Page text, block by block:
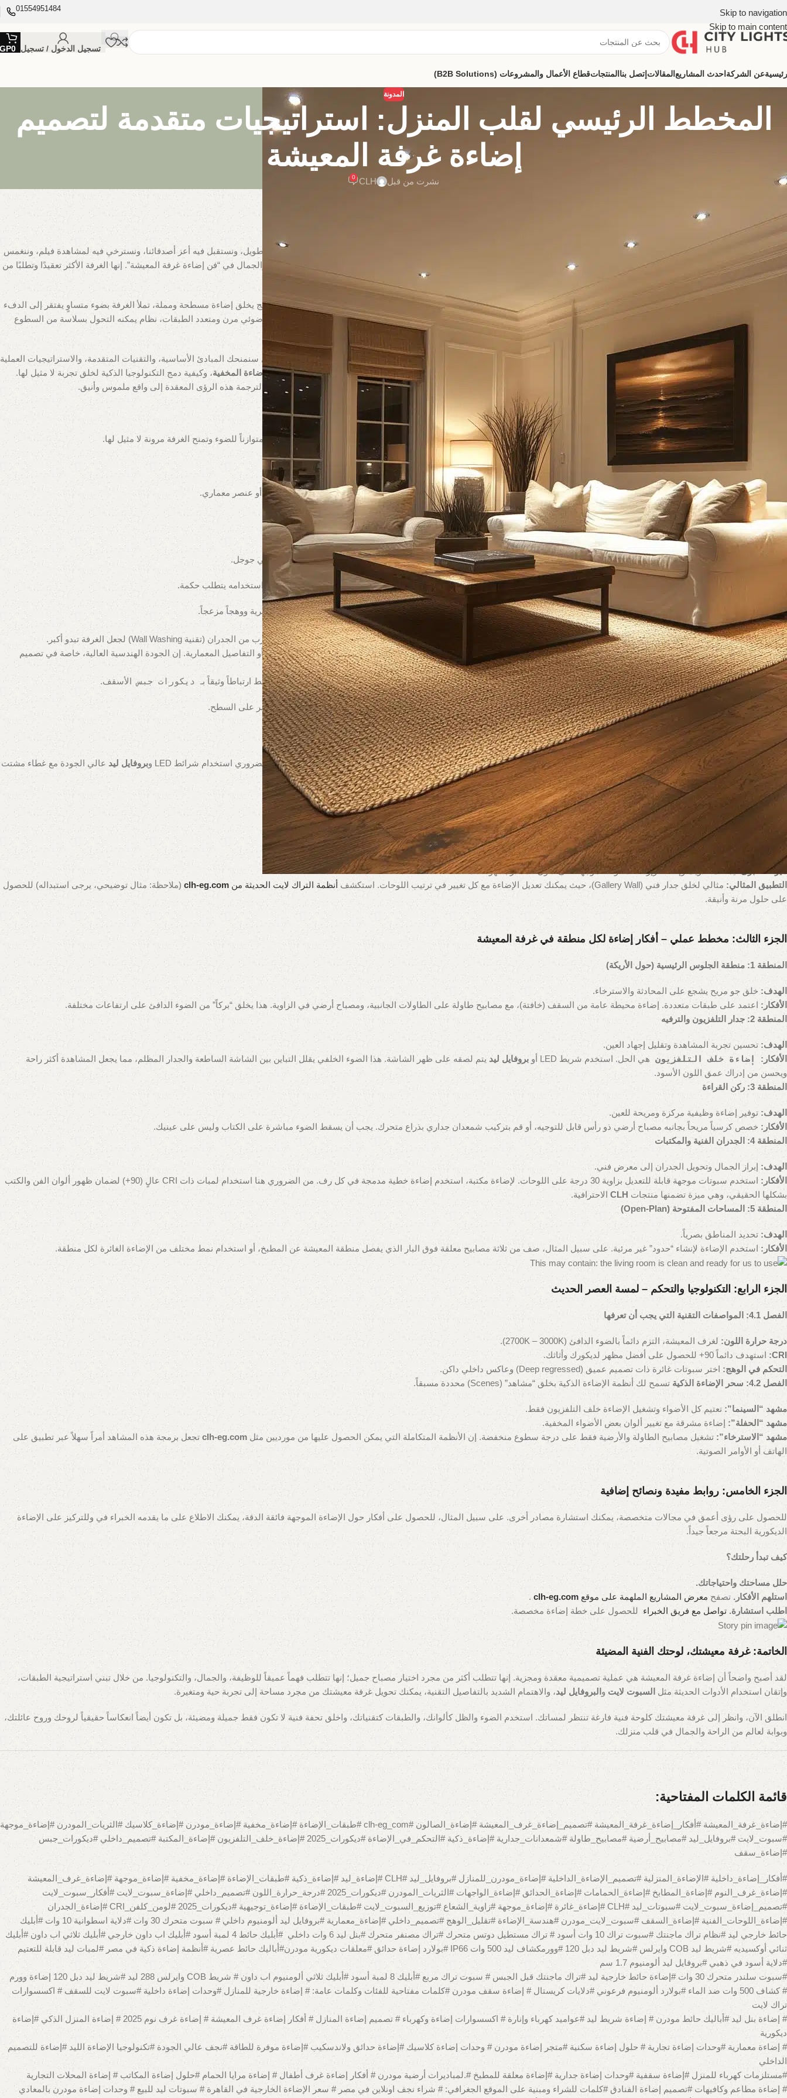
Skip to navigation
Skip to main content
01554951484
تسجيل الدخول / تسجيل 0
عن الشركة احدث المشاريع المقالات إتصل بنا المنتجاتقطاع الأعمال والمشروعات (B2B Solutions)
المدونة
المخطط الرئيسي لقلب المنزل: استراتيجيات متقدمة لتصميم
إضاءة غرفة المعيشة
نشرت من قبل CLH
0
فن إضاءة غرفة المعيشة: الدليل الشامل لخلق مساحة متعددة الأوجه والطبقات
غرفة المعيشة هي أكثر من مجرد أربعة جدران وأثاث؛ إنها مسرح حياتنا اليومية، القلب النابض للمنزل. هي المكان الذي نجتمع فيه مع العائلة بعد يوم طويل، ونستقبل فيه أعز أصدقائنا، ونسترخي فيه لمشاهدة فيلم، وننغمس
فيه في قراءة كتاب جيد. إنها الغرفة التي تؤدي ألف وظيفة، ولكل وظيفة من هذه الوظائف متطلبات مختلفة وحالة مزاجية فريدة. هنا يكمن التحدي والجمال في “فن إضاءة غرفة المعيشة”. إنها الغرفة الأكثر تعقيدًا وتطلبًا من
حيث الإضاءة، لأنها تحتاج إلى أن تكون كل شيء للجميع في كل الأوقات.
في العديد من المنازل، حتى في أرقى الشقق والفيلات في الجيزة، يتم ارتكاب خطأ أساسي: الاعتماد على مصدر إضاءة مركزي واحد وقاسٍ. هذا النهج يخلق إضاءة مسطحة ومملة، تملأ الغرفة بضوء متساوٍ يفتقر إلى الدفء
والعمق والشخصية، ويسبب وهجًا مزعجًا على شاشة التلفزيون. الإضاءة الحديثة لغرفة المعيشة هي نقيض ذلك تمامًا. إنها تدور حول خلق نظام بيئي ضوئي مرن ومتعدد الطبقات، نظام يمكنه التحول بسلاسة من السطوع
والبهجة إلى الدفء والحميمية، ومن الوضوح العملي إلى الدراما السينمائية.
هذا المقال الشامل، الذي يمتد لأكثر من 3500 كلمة، هو بمثابة دورة متكاملة في تصميم إضاءة غرفة المعيشة لعام 2025. لن نقدم لك مجرد أفكار، بل سنمنحك المبادئ الأساسية، والتقنيات المتقدمة، والاستراتيجيات العملية
التي يستخدمها كبار المصممين. سنستكشف بالتفصيل كيف يمكن بناء طبقات الإضاءة، وكيفية استخدام أشهر وحدات الإضاءة مثلالسبوت لايتوالإضاءة المخفية، وكيفية دمج التكنولوجيا الذكية لخلق تجربة لا مثيل لها.
وسنرى كيف أن الوصول إلى مجموعة واسعة وعالية الجودة من حلول الإضاءة، التي تقدمها علامات تجارية متخصصة مثل
، هو المفتاح لترجمة هذه الرؤى المعقدة إلى واقع ملموس وأنيق.
الجزء الأول: أساسيات لا تتغير – فلسفة الإضاءة متعددة الطبقات
قبل الغوص في أنواع التركيبات، يجب أن نفهم المنهجية التي يعتمد عليها كل تصميم إضاءة ناجح. إنها استراتيجية الطبقات الثلاث، التي تضمن توزيعاً متوازناً للضوء وتمنح الغرفة مرونة لا مثيل لها.
الإضاءة المحيطة (Ambient Lighting):
هي الإضاءة العامة التي تملأ الفراغ وتوفر مستوى رؤية مريح وآمن. إنها أساس المشهد الضوئي.
الإضاءة الوظيفية (Task Lighting):
هي إضاءة مركزة وموجهة لمساعدتك على أداء مهام محددة، مثل القراءة أو العمل على الكمبيوتر.
الإضاءة التوجيهية (Accent Lighting):
هي طبقة الدراما والجمال. تستخدم لإبراز وتسليط الضوء على ما هو جميل: لوحة فنية، جدار ذو ملمس فريد، أو عنصر معماري.
الجزء الثاني: صندوق الأدوات الحديث – إتقان أشهر وحدات الإضاءة
لتحقيق خطة إضاءة ناجحة، يجب أن تتقن استخدام الأدوات المتاحة. إليك دليل مفصل لأشهر الكلمات المفتاحية والتركيبات التي يبحث عنها الناس في جوجل.
إضاءة سبوت لايت السبوت لايت، خاصة النوع الغائر (Recessed)، هو حجر الزاوية في التصميم الحديث. لكن استخدامه يتطلب حكمة.
الخطأ الشائع:
“متلازمة السقف المثقوب” أو “الجبن السويسري”، حيث يتم توزيع عشرات السبوتات بشكل عشوائي في السقف، مما يخلق فوضى بصرية ووهجاً مزعجاً.
فن الاستخدام الصحيح:
كإضاءة محيطة:استخدم عدداً قليلاً من السبوتات ذات زاوية الشعاع الواسعة (60 درجة) والمزودة بعاكس داخلي أسود لتقليل الوهج. قم بتوزيعها بالقرب من الجدران (تقنية Wall Washing) لجعل الغرفة تبدو أكبر.
كإضاءة توجيهية:
استخدم سبوتات قابلة للتعديل (Adjustable/Gimbal) ذات زاوية شعاع ضيقة (15-25 درجة) لتسليط الضوء بدقة على الأعمال الفنية أو التفاصيل المعمارية. إن الجودة الهندسية العالية، خاصة في تصميم
البصريات (Optics) للتحكم في الوهج، هي ما يميز السبوتات الاحترافية التي تقدمها
CLH
.
الفصل 2.2: روح الأجواء الدافئة:
الإضاءة المخفية و بروفايل ليد الإضاءة المخفية هي سر الفخامة الهادئة في التصميم الحديث، وهي ترتبط ارتباطاً وثيقاً بـ ديكورات جبس الأسقف.
ما هي؟هي إخفاء مصدر الضوء (عادةبروفايل ليد) داخل تجاويف أو تفاصيل معمارية بحيث لا نرى المصباح نفسه، بل نرى فقط توهجه الناعم والمنتشر على السطح.
التطبيقات:
Cove Lighting: تركيب بروفايل ليد
في تجويف يحيط بسقف الغرفة ليعكس الضوء لأعلى، مما يمنح إحساساً بالارتفاع والرحابة.
Pelmet Lighting:
تركيب الإضاءة فوق الستائر لتسليط الضوء لأسفل على نسيجها.
إضاءة الرفوف المدمجة:وضعبروفايل ليدداخل الرفوف لإضاءة الكتب والمقتنيات. لضمان الحصول على خط ضوء مستمر وخالٍ من “التبقيع”، من الضروري استخدام شرائط LED و بروفايل ليد عالي الجودة مع غطاء مشتت
جيد، وهي منتجات تتخصص فيهاCLH
.
الفصل 2.3: القطعة المركزية الجاذبة:
ثريات مودرن الثريا لم تعد قطعة كلاسيكية ضخمة. الثريات المودرن هي قطع فنية نحتية.
كيف تختارها؟يجب أن تكون بحجم مناسب للغرفة وأن يتم تعليقها على الارتفاع الصحيح (بحيث لا تعيق الرؤية أو يصطدم بها أحد).
تعمل كنقطة محورية زخرفية وتوفر طبقة من الإضاءة المحيطة الناعمة. من الضروري جداً أن تكون قابلة للتعتيم لتغيير الأجواء.
تراك لايت (Track Lighting) نظام المسار هو الحل الأمثل للغرف التي تتغير باستمرار.
ميزته الكبرى:
يمكنك تحريك وإضافة وإزالة الأضواء الموجهة على طول المسار بسهولة تامة.
التطبيق المثالي: مثالي لخلق جدار فني (Gallery Wall)، حيث يمكنك تعديل الإضاءة مع كل تغيير في ترتيب اللوحات. استكشف أنظمة التراك لايت الحديثة من clh-eg.com (ملاحظة: مثال توضيحي، يرجى استبداله) للحصول
على حلول مرنة وأنيقة.
الجزء الثالث: مخطط عملي – أفكار إضاءة لكل منطقة في غرفة المعيشة
المنطقة 1: منطقة الجلوس الرئيسية (حول الأريكة)
الهدف:خلق جو مريح يشجع على المحادثة والاسترخاء.
الأفكار: اعتمد على طبقات متعددة. إضاءة محيطة عامة من السقف (خافتة)، مع مصابيح طاولة على الطاولات الجانبية، ومصباح أرضي في الزاوية. هذا يخلق “بركاً” من الضوء الدافئ على ارتفاعات مختلفة.
المنطقة 2: جدار التلفزيون والترفيه
الهدف: تحسين تجربة المشاهدة وتقليل إجهاد العين.
الأفكار:
إضاءة خلف التلفزيون هي الحل. استخدم شريط LED أو بروفايل ليد يتم لصقه على ظهر الشاشة. هذا الضوء الخلفي يقلل التباين بين الشاشة الساطعة والجدار المظلم، مما يجعل المشاهدة أكثر راحة
ويحسن من إدراك عمق اللون الأسود.
المنطقة 3: ركن القراءة
الهدف: توفير إضاءة وظيفية مركزة ومريحة للعين.
الأفكار: خصص كرسياً مريحاً بجانبه مصباح أرضي ذو رأس قابل للتوجيه، أو قم بتركيب شمعدان جداري بذراع متحرك. يجب أن يسقط الضوء مباشرة على الكتاب وليس على عينيك.
المنطقة 4: الجدران الفنية والمكتبات
الهدف: إبراز الجمال وتحويل الجدران إلى معرض فني.
الأفكار:
استخدم سبوتات موجهة قابلة للتعديل بزاوية 30 درجة على اللوحات. لإضاءة مكتبة، استخدم إضاءة خطية مدمجة في كل رف. من الضروري هنا استخدام لمبات ذات CRI عالٍ (90+) لضمان ظهور ألوان الفن والكتب
بشكلها الحقيقي، وهي ميزة تضمنها منتجات CLH الاحترافية.
المنطقة 5: المساحات المفتوحة (Open-Plan)
الهدف: تحديد المناطق بصرياً.
الأفكار: استخدم الإضاءة لإنشاء “حدود” غير مرئية. على سبيل المثال، صف من ثلاثة مصابيح معلقة فوق البار الذي يفصل منطقة المعيشة عن المطبخ، أو استخدام نمط مختلف من الإضاءة الغائرة لكل منطقة.
الجزء الرابع: التكنولوجيا والتحكم – لمسة العصر الحديث
الفصل 4.1: المواصفات التقنية التي يجب أن تعرفها
درجة حرارة اللون: لغرف المعيشة، التزم دائماً بالضوء الدافئ (2700K – 3000K).
CRI: استهدف دائماً 90+ للحصول على أفضل مظهر لديكورك وأثاثك.
التحكم في الوهج: اختر سبوتات غائرة ذات تصميم عميق (Deep regressed) وعاكس داخلي داكن.
الفصل 4.2: سحر الإضاءة الذكية
تسمح لك أنظمة الإضاءة الذكية بخلق “مشاهد” (Scenes) محددة مسبقاً.
مشهد “السينما”: تعتيم كل الأضواء وتشغيل الإضاءة خلف التلفزيون فقط.
مشهد “الحفلة”:إضاءة مشرقة مع تغيير ألوان بعض الأضواء المخفية.
مشهد “الاسترخاء”: تشغيل مصابيح الطاولة والأرضية فقط على درجة سطوع منخفضة. إن الأنظمة المتكاملة التي يمكن الحصول عليها من مورديين مثل clh-eg.com تجعل برمجة هذه المشاهد أمراً سهلاً عبر تطبيق على
الهاتف أو الأوامر الصوتية.
الجزء الخامس: روابط مفيدة ونصائح إضافية
للحصول على رؤى أعمق في مجالات متخصصة، يمكنك استشارة مصادر أخرى. على سبيل المثال، للحصول على أفكار حول الإضاءة الموجهة فائقة الدقة، يمكنك الاطلاع على ما يقدمه الخبراء في وللتركيز على الإضاءة
الديكورية البحتة مرجعاً جيداً.
كيف تبدأ رحلتك؟
حلل مساحتك واحتياجاتك.
استلهم الأفكار. تصفح معرض المشاريع الملهمة على موقع clh-eg.com
.
اطلب استشارة. تواصل مع فريق الخبراء للحصول على خطة إضاءة مخصصة.
الخاتمة: غرفة معيشتك، لوحتك الفنية المضيئة
لقد أصبح واضحاً أن إضاءة غرفة المعيشة هي عملية تصميمية معقدة ومجزية. إنها تتطلب أكثر من مجرد اختيار مصباح جميل؛ إنها تتطلب فهماً عميقاً للوظيفة، والجمال، والتكنولوجيا. من خلال تبني استراتيجية الطبقات،
وإتقان استخدام الأدوات الحديثة مثل السبوت لايت و البروفايل ليد، والاهتمام الشديد بالتفاصيل التقنية، يمكنك تحويل غرفة معيشتك من مجرد مساحة إلى تجربة حية ومتغيرة.
انطلق الآن، وانظر إلى غرفة معيشتك كلوحة فنية فارغة تنتظر لمساتك. استخدم الضوء والظل كألوانك، والطبقات كتقنياتك، واخلق تحفة فنية لا تكون فقط جميلة ومضيئة، بل تكون أيضاً انعكاساً حقيقياً لروحك وروح عائلتك،
وبوابة لعالم من الراحة والجمال في قلب منزلك.
قائمة الكلمات المفتاحية:
#إضاءة_غرفة_المعيشة #أفكار_إضاءة_غرفة_المعيشة #تصميم_إضاءة_غرف_المعيشة #إضاءة_الصالون #clh-eg_com #طبقات_الإضاءة #إضاءة_مخفية #إضاءة_مودرن #إضاءة_كلاسيك #الثريات_المودرن #إضاءة_موجهة
#سبوت_لايت #بروفايل_ليد #مصابيح_أرضية #مصابيح_طاولة #شمعدانات_جدارية #إضاءة_ذكية #التحكم_في_الإضاءة #ديكورات_2025 #إضاءة_خلف_التلفزيون #إضاءة_المكتبة #تصميم_داخلي #ديكورات_جبس
#إضاءة_سقف
#أفكار_إضاءة_داخلية #الإضاءة_المنزلية #تصميم_الإضاءة_الداخلية #إضاءة_مودرن_للمنازل #بروفايل_ليد #CLH #إضاءة_ليد #إضاءة_ذكية #طبقات_الإضاءة #إضاءة_مخفية #إضاءة_موجهة #إضاءة_غرف_المعيشة
#إضاءة_غرف_النوم #إضاءة_المطابخ #إضاءة_الحمامات #إضاءة_الحدائق #إضاءة_الواجهات #الثريات_المودرن #ديكورات_2025 #درجة_حرارة_اللون #تصميم_داخلي #إضاءة_سبوت_لايت #أفكار_سبوت_لايت
#تصميم_إضاءة_سبوت_لايت #سبوتات_ليد #CLH #إضاءة_غائرة #إضاءة_موجهة #زاوية_الشعاع #توزيع_السبوت_لايت #طبقات_الإضاءة #إضاءة_توجيهية #ديكورات_2025 #لومن_كلفن_CRI #إضاءة_الجدران
#إضاءة_اللوحات_الفنية #إضاءة_السقف #سبوت_لايت_مودرن #هندسة_الإضاءة #تقليل_الوهج #تصميم_داخلي #إضاءة_معمارية #بروفايل ليد ألومنيوم داخلي # سبوت متحرك 30 وات #دلاية اسطوانية 10 وات #أبليك
حائط خارجي ليد #نظام تراك ماجنتك #سبوت تراك 10 وات أسود # تراك مستطيل دوتس متحرك #تراك مصنفر متحرك #بنل ليد 6 وات داخلي #أبليك حائط 4 لمبة أسود #أبليك اب داون خارجي #أبليك ثلاثي اب داون #أبليك
ثنائي أوكسيديه #شريط ليد COB وايرلس #شريط ليد دبل 120 #وورمكشاف ليد 500 وات IP66 #بولارد إضاءة حدائق #معلقات ديكورية مودرن#أباليك حائط عصرية #أنظمة إضاءة ذكية في مصر #لمبات ليد قابلة للتعتيم
#دلاية أسود في ذهبي #بروفايل ليد ألومنيوم 1.7 سم
#سبوت سلندر متحرك 30 وات #إضاءة حائط خارجية ليد #تراك ماجنتك قبل الجبس # سبوت تراك مربع #أبليك 8 لمبة أسود #أبليك ثلاثي ألومنيوم اب داون # شريط COB وايرلس 288 ليد #شريط ليد دبل 120 إضاءة وورم
# كشاف 500 وات ضد الماء #بولارد ألومنيوم فرعوني #دلايات كريستال # إضاءة سقف مودرن #كلمات مفتاحية للفئات وكلمات عامة: # إضاءة خارجية للمنازل #وحدات إضاءة داخلية #سبوت لايت للسقف # اكسسوارات
تراك لايت
# إضاءة بنل ليد #أباليك حائط مودرن # إضاءة شريط ليد #عواميد كهرباء وإنارة # اكسسوارات إضاءة وكهرباء # تصميم إضاءة المنازل # أفكار إضاءة غرف المعيشة # إضاءة غرف نوم 2025 # إضاءة المنزل الذكي #إضاءة
ديكورية
# إضاءة معمارية #وحدات إضاءة تجارية # حلول إضاءة سكنية #متجر إضاءة مودرن # وحدات إضاءة كلاسيك #إضاءة حدائق ولاندسكيب #إضاءة موفرة للطاقة #نجف عالي الجودة #تكنولوجيا الإضاءة الليد #إضاءة للتصميم
الداخلي
#مستلزمات كهرباء للمنزل #إضاءة سقفية #وحدات إضاءة جدارية #إضاءة معلقة للمطبخ #.لمباديرات أرضية مودرن # أفكار إضاءة غرف أطفال # إضاءة مرايا الحمام #حلول إضاءة المكاتب # إضاءة المحلات التجارية
# إضاءة مطاعم وكافيهات #تصميم إضاءة الفنادق #كلمات للشراء ومبنية على الموقع الجغرافي: # شراء نجف اونلاين في مصر # سعر الإضاءة الخارجية في القاهرة # سبوتات ليد للبيع # وحدات إضاءة مودرن بالمعادي